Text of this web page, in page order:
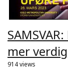
mer
914 views